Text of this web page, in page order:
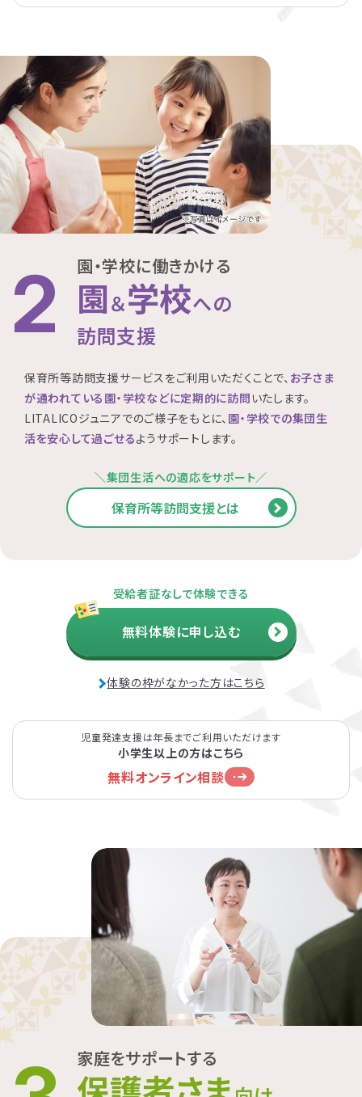
2 園・学校に働きかける
園＆学校への
訪問支援
保育所等訪問支援サービスをご利用いただくことで、 お子さま
が通われている園・学校などに定期的に訪問いたします。
LITALICOジュニアでのご様子をもとに、 園・学校での集団生
活を安心して過ごせるようサポートします。
＼集団生活への適応をサポート／
保育所等訪問支援とは
受給者証なしで体験できる
無料体験に申し込む
体験の枠がなかった方はこちら
児童発達支援は年長までご利用いただけます
小学生以上の方はこちら
無料オンライン相談
家庭をサポートする